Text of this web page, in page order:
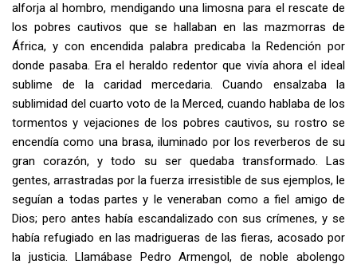
alforja al hombro, mendigando una limosna para el rescate de
los pobres cautivos que se hallaban en las mazmorras de
África, y con encendida palabra predicaba la Redención por
donde pasaba. Era el heraldo redentor que vivía ahora el ideal
sublime de la caridad mercedaria. Cuando ensalzaba la
sublimidad del cuarto voto de la Merced, cuando hablaba de los
tormentos y vejaciones de los pobres cautivos, su rostro se
encendía como una brasa, iluminado por los reverberos de su
gran corazón, y todo su ser quedaba transformado. Las
gentes, arrastradas por la fuerza irresistible de sus ejemplos, le
seguían a todas partes y le veneraban como a fiel amigo de
Dios; pero antes había escandalizado con sus crímenes, y se
había refugiado en las madrigueras de las fieras, acosado por
la justicia. Llamábase Pedro Armengol, de noble abolengo